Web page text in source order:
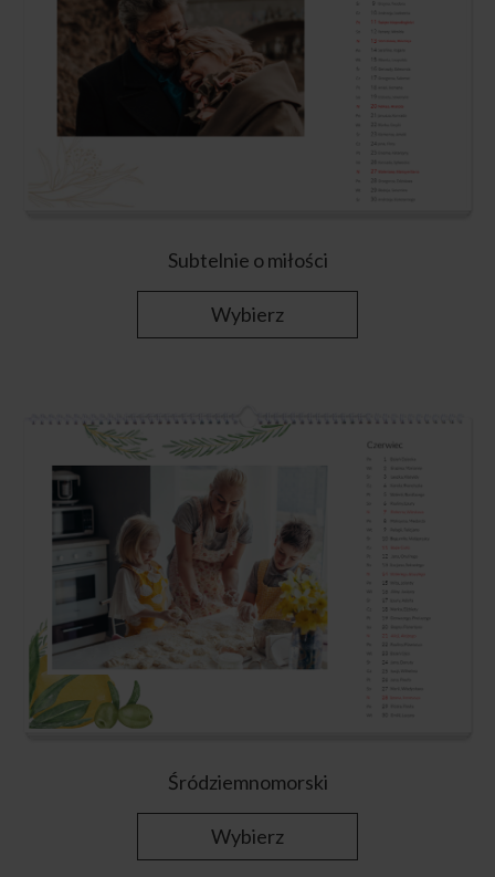
Subtelnie o miłości
Wybierz
Śródziemnomorski
Wybierz